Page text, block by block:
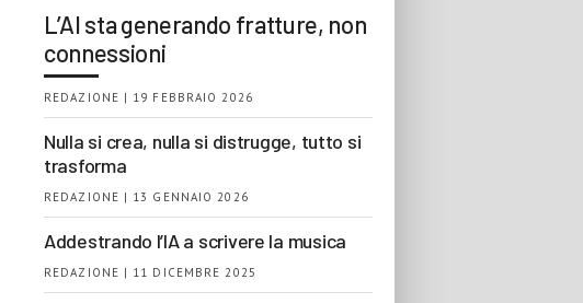
L’AI sta generando fratture, non
connessioni
REDAZIONE | 19 FEBBRAIO 2026
Nulla si crea, nulla si distrugge, tutto si
trasforma
REDAZIONE | 13 GENNAIO 2026
Addestrando l’IA a scrivere la musica
REDAZIONE | 11 DICEMBRE 2025